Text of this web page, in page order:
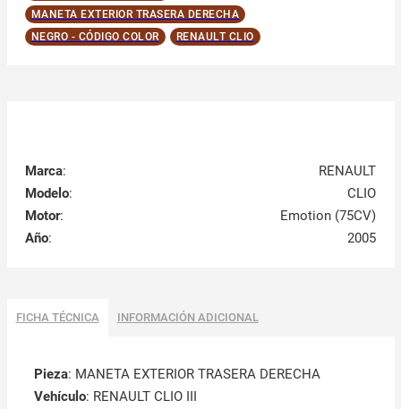
MANETA EXTERIOR TRASERA DERECHA
NEGRO - CÓDIGO COLOR
RENAULT CLIO
Marca:
RENAULT
Modelo:
CLIO
Motor:
Emotion (75CV)
Año: 2005
FICHA TÉCNICA INFORMACIÓN ADICIONAL
Pieza: MANETA EXTERIOR TRASERA DERECHA
Vehículo: RENAULT CLIO III